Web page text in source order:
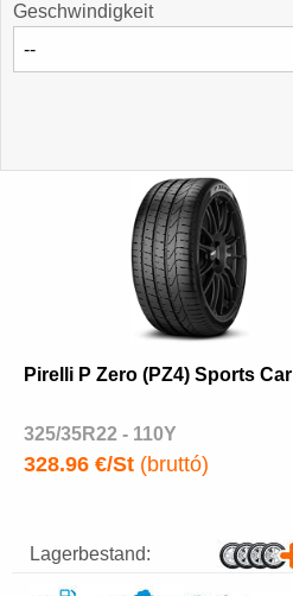
Geschwindigkeit
Pirelli P Zero (PZ4) Sports Car
325/35R22 - 110Y
328.96 €/St (bruttó)
Lagerbestand: